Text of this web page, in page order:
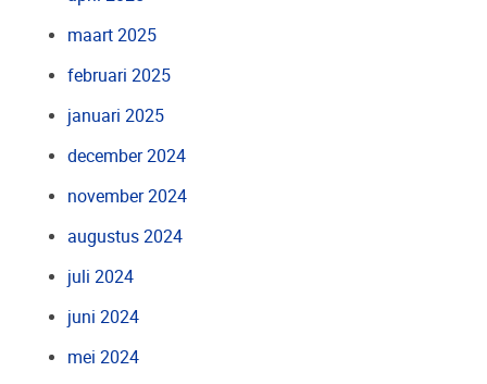
maart 2025
februari 2025
januari 2025
december 2024
november 2024
augustus 2024
juli 2024
juni 2024
mei 2024